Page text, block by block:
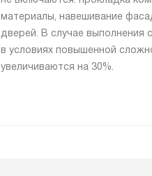
материалы, навешивание
дверей. В случае выполнения
в условиях повышенной
увеличиваются на 30%.